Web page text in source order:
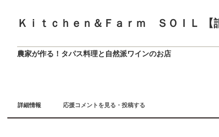
Ｋｉｔｃｈｅｎ＆Ｆａｒｍ ＳＯＩＬ 【
農家が作る！タパス料理と自然派ワインのお店
詳細情報 応援コメントを見る・投稿する